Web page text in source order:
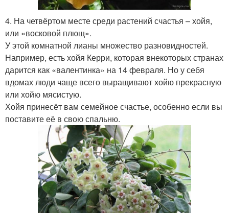
4. На четвёртом месте среди растений счастья – хойя,
или «восковой плющ».
У этой комнатной лианы множество разновидностей.
Например, есть хойя Керри, которая внекоторых странах
дарится как «валентинка» на 14 февраля. Но у себя
вдомах люди чаще всего выращивают хойю прекрасную
или хойю мясистую.
Хойя принесёт вам семейное счастье, особенно если вы
поставите её в свою спальню.